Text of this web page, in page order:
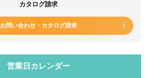
カタログ請求
お問い合わせ・カタログ請求
営業日カレンダー